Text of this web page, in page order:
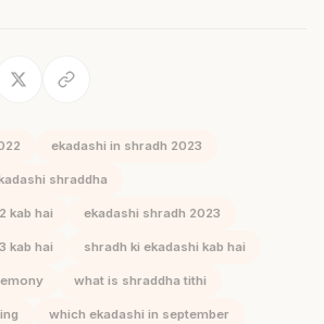
ekadashi in shradh 2023
shraddha
kab hai ekadashi shradh 2023
kab hai shradh ki ekadashi kab hai
what is shraddha tithi
which ekadashi in september